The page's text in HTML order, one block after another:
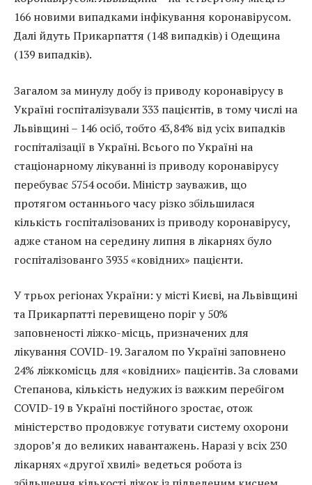
166 новими випадками інфікування коронавірусом.
Далі йдуть Прикарпаття (148 випадків) і Одещина
(139 випадків).
Загалом за минулу добу із приводу коронавірусу в
Україні госпіталізували 333 пацієнтів, в тому числі на
Львівщині – 146 осіб, тобто 43,84% від усіх випадків
госпіталізації в Україні. Всього по Україні на
стаціонарному лікуванні із приводу коронавірусу
перебуває 5754 особи. Міністр зауважив, що
протягом останнього часу різко збільшилася
кількість госпіталізованих із приводу коронавірусу,
адже станом на середину липня в лікарнях було
госпіталізованго 3935 «ковідних» пацієнти.
У трьох регіонах України: у місті Києві, на Львівщині
та Прикарпатті перевищено поріг у 50%
заповненості ліжко-місць, призначених для
лікування COVID-19. Загалом по Україні заповнено
24% ліжкомісць для «ковідних» пацієнтів. За словами
Степанова, кількість недужих із важким перебігом
COVID-19 в Україні постійного зростає, отож
міністерство продовжує готувати систему охорони
здоров’я до великих навантажень. Наразі у всіх 230
лікарнях «другої хвилі» ведеться робота із